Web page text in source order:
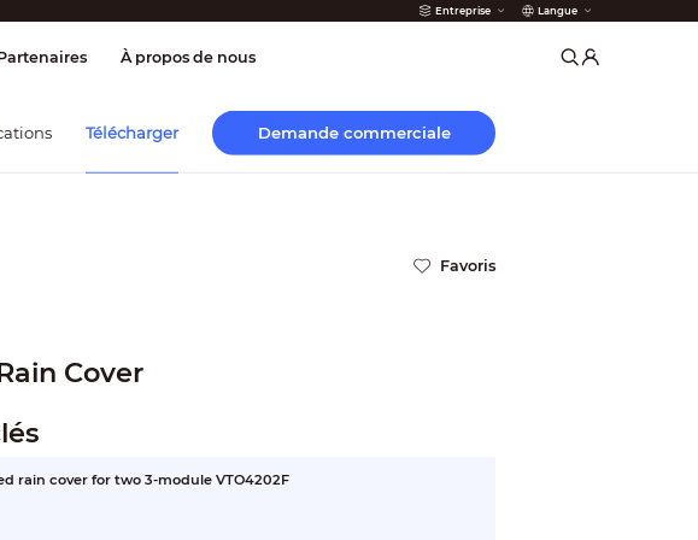
Entreprise Langue
Alarme incendie
À propos de nous
Télécharger Demande commerciale
Favoris
Cover
rain cover for two 3-module VTO4202F